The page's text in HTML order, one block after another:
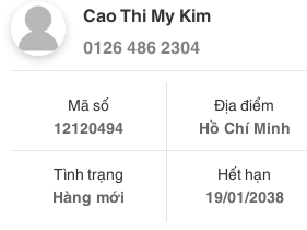
Cao Thi My Kim
0126 486 2304
Mã số
12120494
Địa điểm
Hồ Chí Minh
Tình trạng
Hàng mới
Hết hạn
19/01/2038